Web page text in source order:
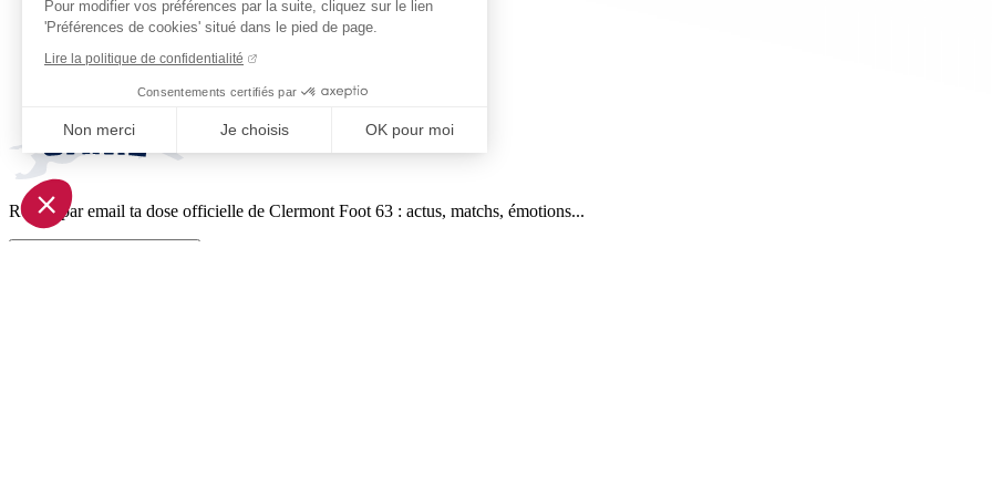
Pour modifier vos préférences par la suite, cliquez sur le lien
'Préférences de cookies' situé dans le pied de page.
Lire la politique de confidentialité
Consentements certifiés par
Non merci Je choisis OK pour moi
Axeptio consent
Plateforme de Gestion du Consentement : Personnalisez vos Options
Notre plateforme vous permet d'adapter et de gérer vos paramètres de confidentialité, en garantissant la conformité avec
Reçois par email ta dose officielle de Clermont Foot 63 : actus, matchs, émotions...